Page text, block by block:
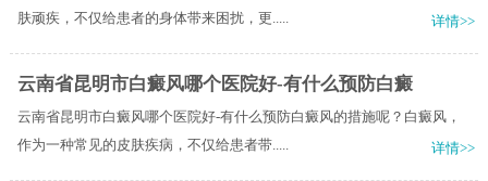
肤顽疾，不仅给患者的身体带来困扰，更.....
详情>>
云南省昆明市白癜风哪个医院好-有什么预防白癜
云南省昆明市白癜风哪个医院好-有什么预防白癜风的措施呢？白癜风，
作为一种常见的皮肤疾病，不仅给患者带.....
详情>>